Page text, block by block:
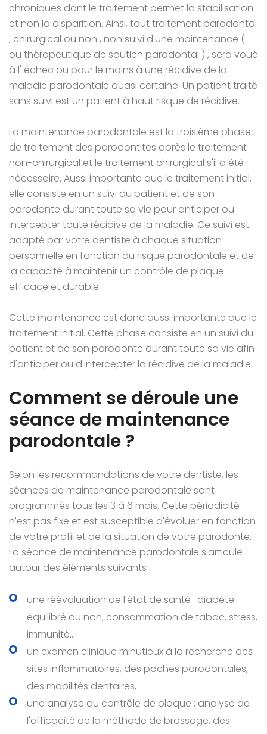
chroniques dont le traitement permet la stabilisation
et non la disparition. Ainsi, tout traitement parodontal
, chirurgical ou non , non suivi d'une maintenance (
ou thérapeutique de soutien parodontal ) , sera voué
à l' échec ou pour le moins à une récidive de la
maladie parodontale quasi certaine. Un patient traité
sans suivi est un patient à haut risque de récidive.
La maintenance parodontale est la troisième phase
de traitement des parodontites après le traitement
non-chirurgical et le traitement chirurgical s'il a été
nécessaire. Aussi importante que le traitement initial,
elle consiste en un suivi du patient et de son
parodonte durant toute sa vie pour anticiper ou
intercepter toute récidive de la maladie. Ce suivi est
adapté par votre dentiste à chaque situation
personnelle en fonction du risque parodontale et de
la capacité à maintenir un contrôle de plaque
efficace et durable.
Cette maintenance est donc aussi importante que le
traitement initial. Cette phase consiste en un suivi du
patient et de son parodonte durant toute sa vie afin
d'anticiper ou d'intercepter la récidive de la maladie.
Comment se déroule une
séance de maintenance
parodontale ?
Selon les recommandations de votre dentiste, les
séances de maintenance parodontale sont
programmés tous les 3 à 6 mois. Cette périodicité
n'est pas fixe et est susceptible d'évoluer en fonction
de votre profil et de la situation de votre parodonte.
La séance de maintenance parodontale s'articule
autour des éléments suivants :
une réévaluation de l'état de santé : diabète
équilibré ou non, consommation de tabac, stress,
immunité...
un examen clinique minutieux à la recherche des
sites inflammatoires, des poches parodontales,
des mobilités dentaires,
une analyse du contrôle de plaque : analyse de
l'efficacité de la méthode de brossage, des